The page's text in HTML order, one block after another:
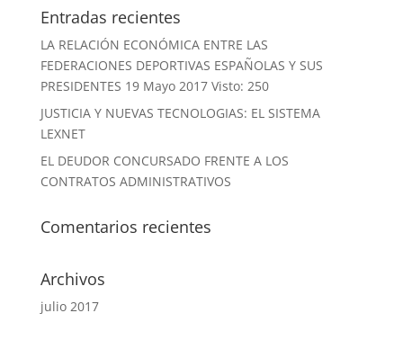
Entradas recientes
LA RELACIÓN ECONÓMICA ENTRE LAS
FEDERACIONES DEPORTIVAS ESPAÑOLAS Y SUS
PRESIDENTES 19 Mayo 2017 Visto: 250
JUSTICIA Y NUEVAS TECNOLOGIAS: EL SISTEMA
LEXNET
EL DEUDOR CONCURSADO FRENTE A LOS
CONTRATOS ADMINISTRATIVOS
Comentarios recientes
Archivos
julio 2017